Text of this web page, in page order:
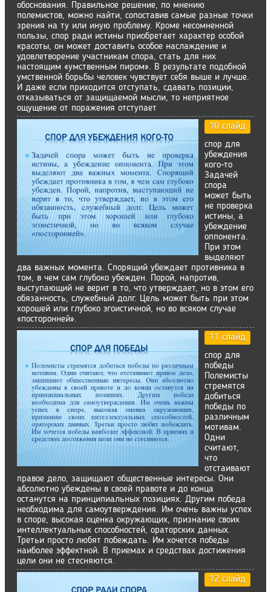
обоснования. Правильное решение, по мнению
полемистов, можно найти, сопоставив самые разные точки
зрения на ту или иную проблему. Кроме несомненной
пользы, спор ради истины приобретает характер особой
красоты, он может доставить особое наслаждение и
удовлетворение участникам спора, стать для них
настоящим «умственным пиром». В результате подобной
умственной борьбы человек чувствует себя выше и лучше.
И даже если приходится отступать, сдавать позиции,
отказываться от защищаемой мысли, то неприятное
ощущение от поражения отступает
10 слайд
спор для
убеждения
кого-то
Задачей
спора
может быть
не проверка
истины, а
убеждение
оппонента.
При этом
выделяют
два важных момента. Спорящий убеждает противника в
том, в чем сам глубоко убежден. Порой, напротив,
выступающий не верит в то, что утверждает, но в этом его
обязанность, служебный долг. Цель может быть при этом
хорошей или глубоко эгоистичной, но во всяком случае
«посторонней».
11 слайд
спор для
победы
Полемисты
стремятся
добиться
победы по
различным
мотивам.
Одни
считают,
что
отстаивают
правое дело, защищают общественные интересы. Они
абсолютно убеждены в своей правоте и до конца
останутся на принципиальных позициях. Другим победа
необходима для самоутверждения. Им очень важны успех
в споре, высокая оценка окружающих, признание своих
интеллектуальных способностей, ораторских данных.
Третьи просто любят побеждать. Им хочется победы
наиболее эффектной. В приемах и средствах достижения
цели они не стесняются.
12 слайд